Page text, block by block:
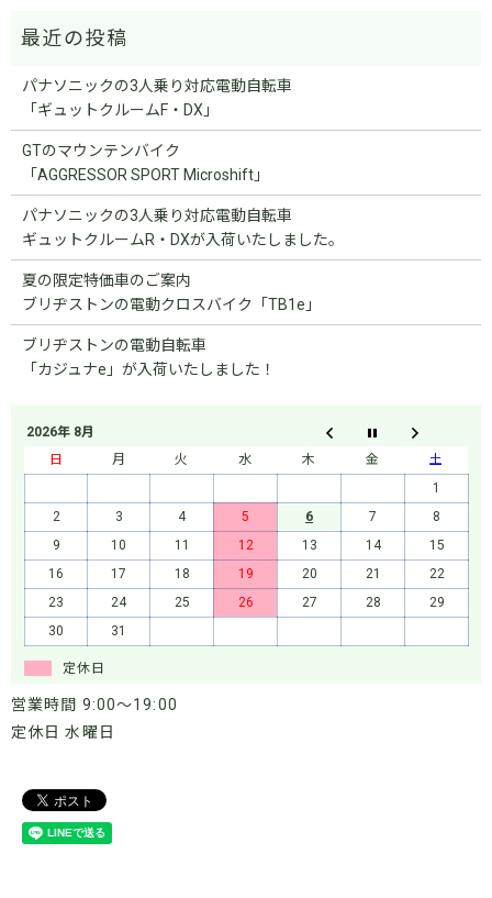
パナソニックの3人乗り対応電動自転車
「ギュットクルームF・DX」
GTのマウンテンバイク
「AGGRESSOR SPORT Microshift」
パナソニックの3人乗り対応電動自転車
ギュットクルームR・DXが入荷いたしました。
夏の限定特価車のご案内
ブリヂストンの電動クロスバイク「TB1e」
ブリヂストンの電動自転車
「カジュナe」が入荷いたしました！
2026年 8月
日
月 火 水 木 金
土
1
2
3 4 5 6 7
8
9
10 11 12 13 14
15
16
17 18 19 20 21
22
23
24 25 26 27 28
29
30
31
定休日
営業時間 9:00～19:00
定休日 水曜日